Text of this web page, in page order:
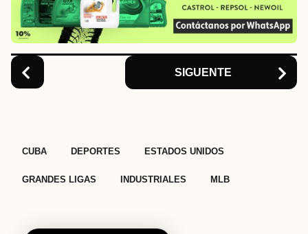
o
n
SIGUENTE
CUBA DEPORTES ESTADOS UNIDOS
GRANDES LIGAS INDUSTRIALES MLB